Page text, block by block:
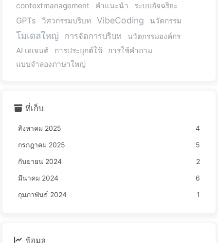
contextmanagement คำแนะนำ ระบบอัจฉริยะ
GPTs วิศวกรรมบริบท VibeCoding นวัตกรรม
โมเดลใหญ่ การจัดการบริบท
นวัตกรรมองค์กร
AI เอเจนต์
การประยุกต์ใช้
การใช้คำถาม
แบบจำลองภาษาใหญ่
ที่เก็บ
สิงหาคม 2025
4
กรกฎาคม 2025
5
กันยายน 2024
2
มีนาคม 2024
6
กุมภาพันธ์ 2024
1
ข้อมูล